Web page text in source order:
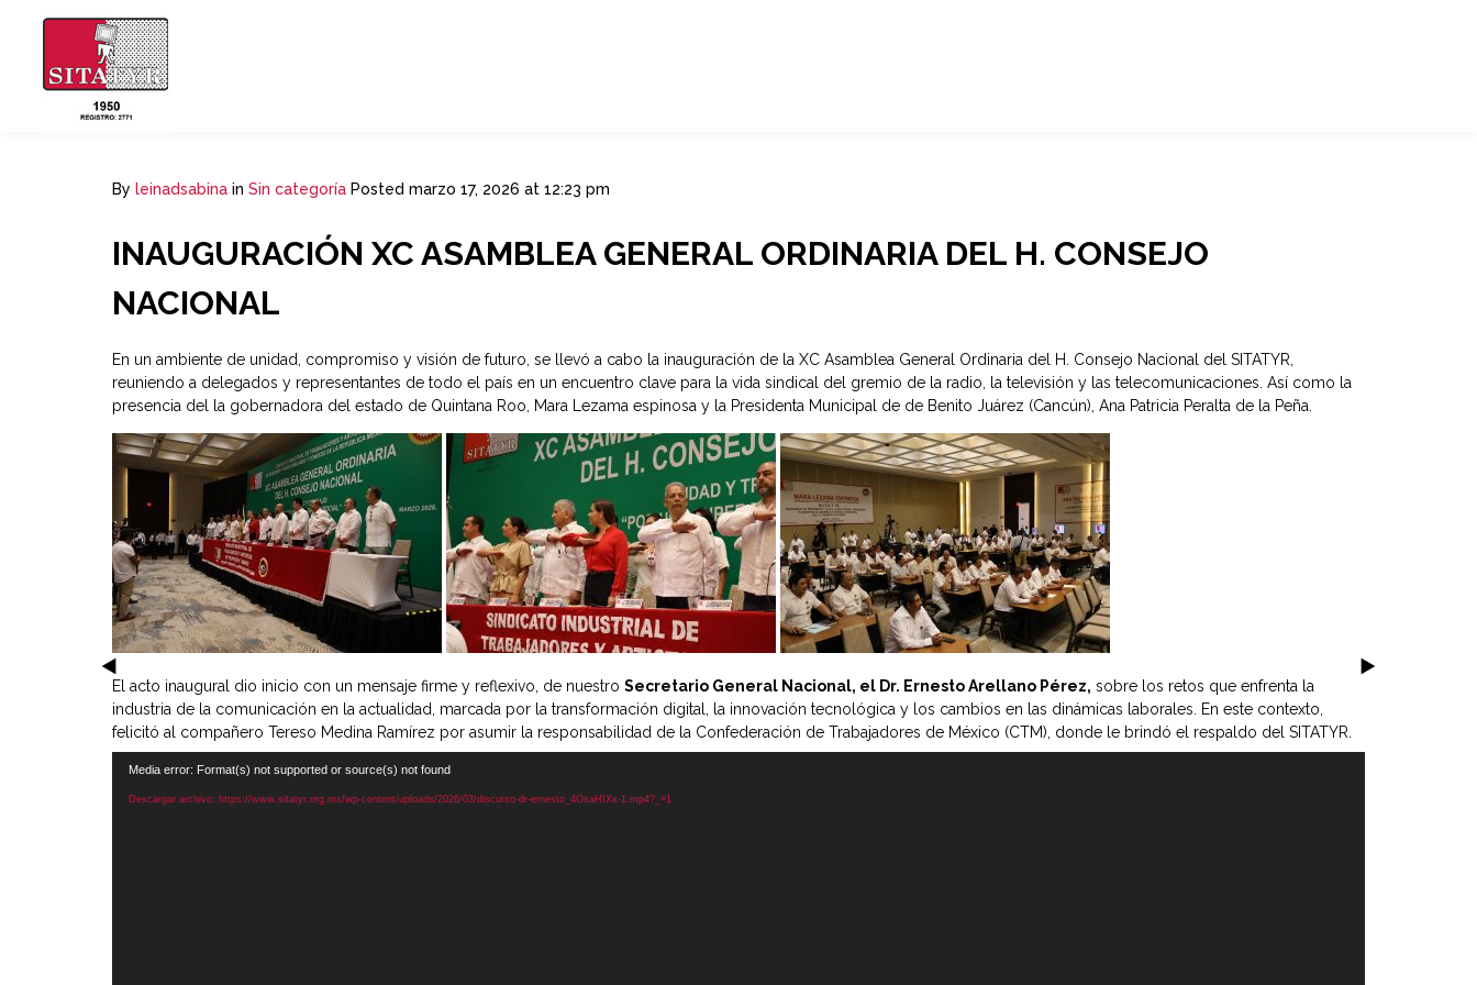
By leinadsabina in Sin categoría Posted marzo 17, 2026 at 12:23 pm
INAUGURACIÓN XC ASAMBLEA GENERAL ORDINARIA DEL H. CONSEJO
NACIONAL
En un ambiente de unidad, compromiso y visión de futuro, se llevó a cabo la inauguración de la XC Asamblea General Ordinaria del H. Consejo Nacional del SITATYR,
reuniendo a delegados y representantes de todo el país en un encuentro clave para la vida sindical del gremio de la radio, la televisión y las telecomunicaciones. Así como la
presencia del la gobernadora del estado de Quintana Roo, Mara Lezama espinosa y la Presidenta Municipal de de Benito Juárez (Cancún), Ana Patricia Peralta de la Peña.
El acto inaugural dio inicio con un mensaje firme y reflexivo, de nuestro Secretario General Nacional, el Dr. Ernesto Arellano Pérez, sobre los retos que enfrenta la
industria de la comunicación en la actualidad, marcada por la transformación digital, la innovación tecnológica y los cambios en las dinámicas laborales. En este contexto,
felicitó al compañero Tereso Medina Ramírez por asumir la responsabilidad de la Confederación de Trabajadores de México (CTM), donde le brindó el respaldo del SITATYR.
Reproductor
vídeo
Media error: Format(s) not supported or source(s) not found
Descargar archivo: https://www.sitatyr.org.mx/wp-content/uploads/2026/03/discurso-dr-ernesto_4OsaHIXx-1.mp4?_=1